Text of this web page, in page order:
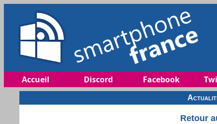
Accueil Discord Facebook
Retour